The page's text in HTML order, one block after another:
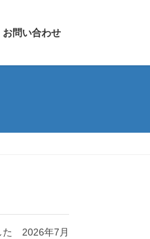
お問い合わせ
た 2026年7月